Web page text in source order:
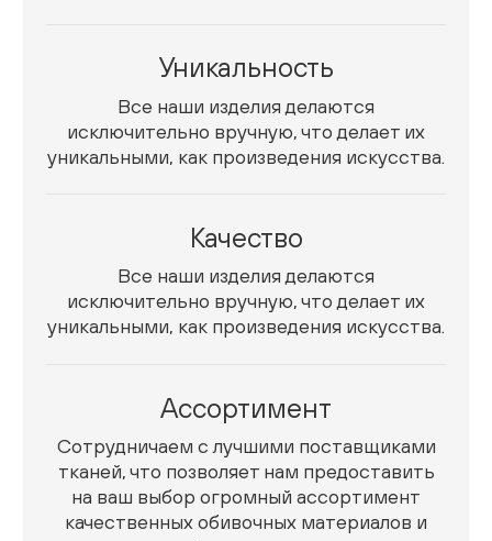
Уникальность
Все наши изделия делаются
исключительно вручную, что делает их
уникальными, как произведения искусства.
Качество
Все наши изделия делаются
исключительно вручную, что делает их
уникальными, как произведения искусства.
Ассортимент
Сотрудничаем с лучшими поставщиками
тканей, что позволяет нам предоставить
на ваш выбор огромный ассортимент
качественных обивочных материалов и